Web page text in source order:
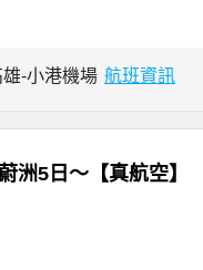
-小港機場 航班資訊
洲5日～【真航空】